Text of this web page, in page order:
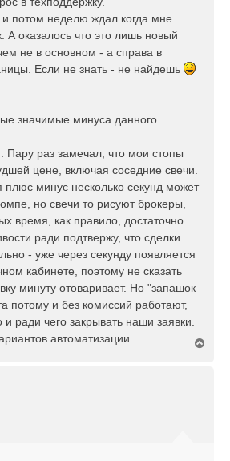
и потом неделю ждал когда мне
оказалось что это лишь новый
не в основном - а справа в
Если не знать - не найдешь
значимые минуса данного
Пару раз замечал, что мои стопы
цене, включая соседние свечи.
плюс минус несколько секунд может
но свечи то рисуют брокеры,
время, как правило, достаточно
ради подтвержу, что сделки
- уже через секунду появляется
кабинете, поэтому не сказать
минуту отоваривает. Но "запашок
потому и без комиссий работают,
и ради чего закрывать наши заявки.
автоматизации.